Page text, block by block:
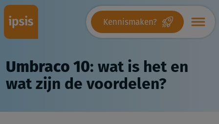
Kennismaken?
Umbraco 10: wat is het en
wat zijn de voordelen?